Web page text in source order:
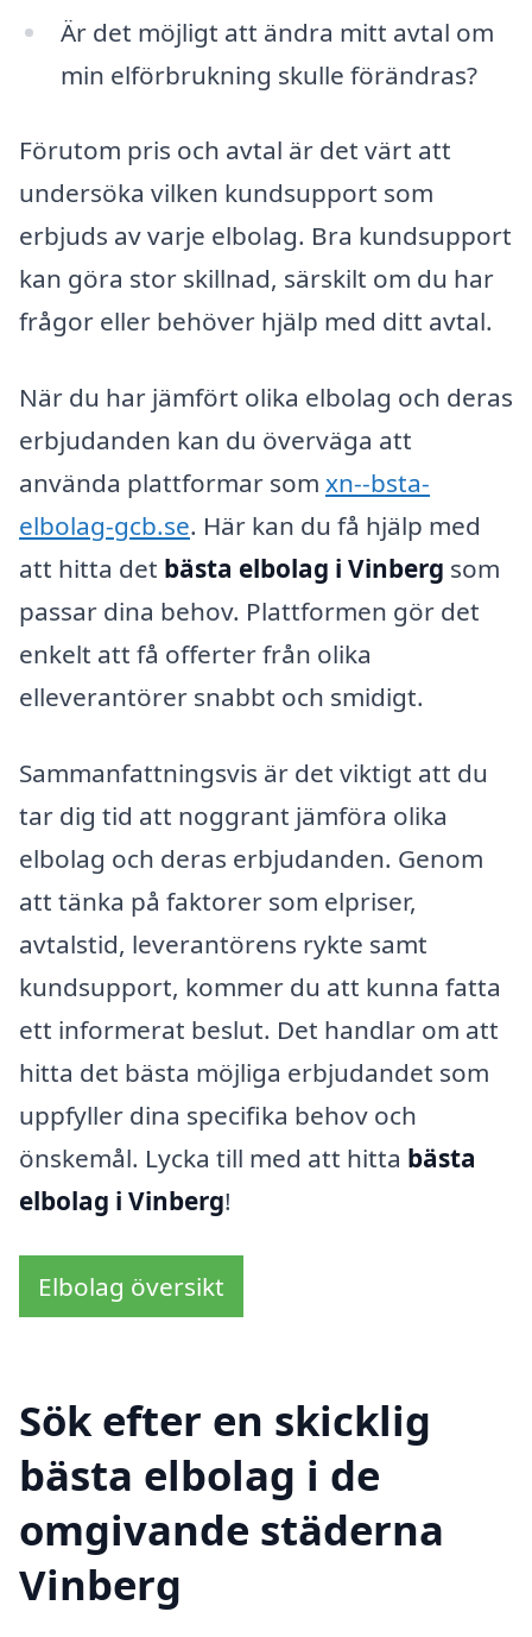
Är det möjligt att ändra mitt avtal om
min elförbrukning skulle förändras?
Förutom pris och avtal är det värt att
undersöka vilken kundsupport som
erbjuds av varje elbolag. Bra kundsupport
kan göra stor skillnad, särskilt om du har
frågor eller behöver hjälp med ditt avtal.
När du har jämfört olika elbolag och deras
erbjudanden kan du överväga att
använda plattformar som xn--bsta-
elbolag-gcb.se. Här kan du få hjälp med
att hitta det bästa elbolag i Vinberg som
passar dina behov. Plattformen gör det
enkelt att få offerter från olika
elleverantörer snabbt och smidigt.
Sammanfattningsvis är det viktigt att du
tar dig tid att noggrant jämföra olika
elbolag och deras erbjudanden. Genom
att tänka på faktorer som elpriser,
avtalstid, leverantörens rykte samt
kundsupport, kommer du att kunna fatta
ett informerat beslut. Det handlar om att
hitta det bästa möjliga erbjudandet som
uppfyller dina specifika behov och
önskemål. Lycka till med att hitta bästa
elbolag i Vinberg!
Elbolag översikt
Sök efter en skicklig
bästa elbolag i de
omgivande städerna
Vinberg